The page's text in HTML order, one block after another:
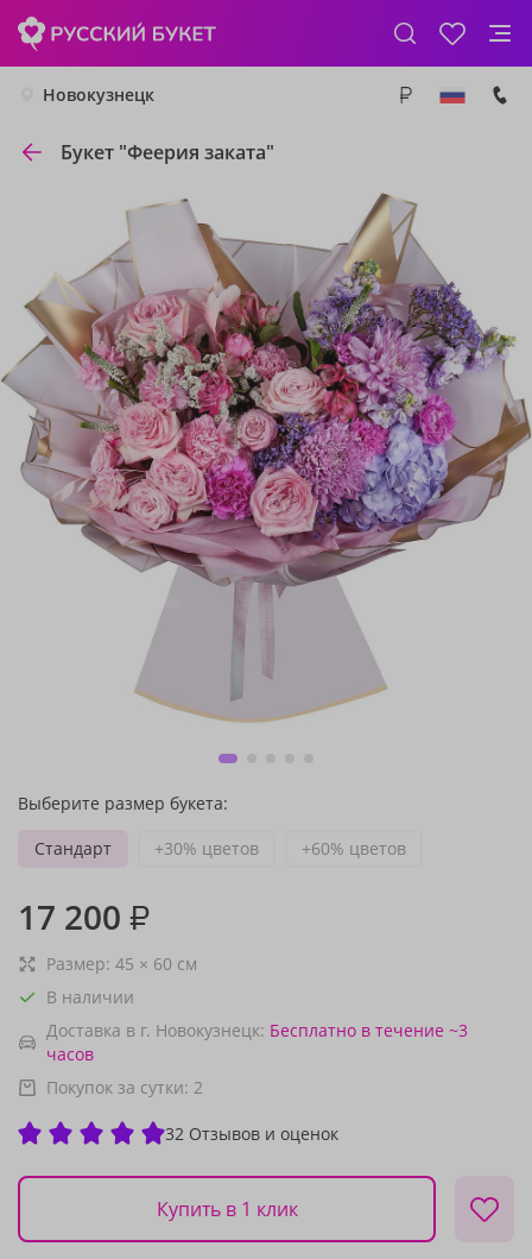
Новокузнецк
Букет "Феерия заката"
Выберите размер букета:
Стандарт
+30% цветов +60% цветов
17 200 ₽
Размер: 45 × 60 см
В наличии
Доставка в г. Новокузнецк: Бесплатно в течение ~3
часов
Покупок за сутки: 2
32 Отзывов и оценок
Купить в 1 клик